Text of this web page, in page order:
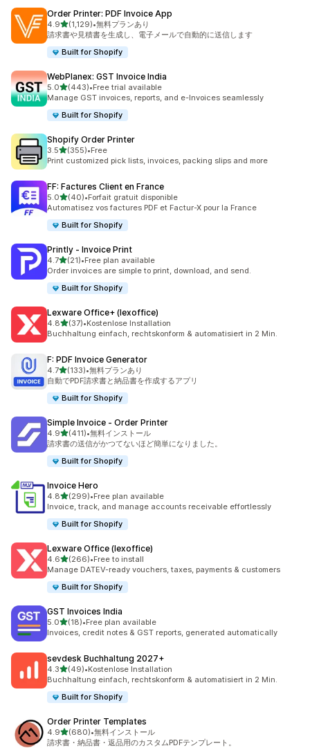
Order Printer: PDF Invoice App
4.95つ星中
(1,129)
合計レビュー数：1129件
•無料プランあり
請求書や見積書を生成し、電子メールで自動的に送信します
Built for Shopify
WebPlanex: GST Invoice India
5.05つ星中
(443)
合計レビュー数：443件
•Free trial available
Manage GST invoices, reports, and e-Invoices seamlessly
Built for Shopify
Shopify Order Printer
3.55つ星中
(355)
合計レビュー数：355件
•Free
Print customized pick lists, invoices, packing slips and more
FF: Factures Client en France
5.05つ星中
(40)
合計レビュー数：40件
•Forfait gratuit disponible
Automatisez vos factures PDF et Factur-X pour la France
Built for Shopify
Printly ‑ Invoice Print
4.75つ星中
(21)
合計レビュー数：21件
•Free plan available
Order invoices are simple to print, download, and send.
Built for Shopify
Lexware Office+ (lexoffice)
4.85つ星中
(37)
合計レビュー数：37件
•Kostenlose Installation
Buchhaltung einfach, rechtskonform & automatisiert in 2 Min.
F: PDF Invoice Generator
4.75つ星中
(133)
合計レビュー数：133件
•無料プランあり
自動でPDF請求書と納品書を作成するアプリ
Built for Shopify
Simple Invoice ‑ Order Printer
4.95つ星中
(411)
合計レビュー数：411件
•無料インストール
請求書の送信がかつてないほど簡単になりました。
Built for Shopify
Invoice Hero
4.85つ星中
(299)
合計レビュー数：299件
•Free plan available
Invoice, track, and manage accounts receivable effortlessly
Built for Shopify
Lexware Office (lexoffice)
4.65つ星中
(266)
合計レビュー数：266件
•Free to install
Manage DATEV-ready vouchers, taxes, payments & customers
Built for Shopify
GST Invoices India
5.05つ星中
(18)
合計レビュー数：18件
•Free plan available
Invoices, credit notes & GST reports, generated automatically
sevdesk Buchhaltung 2027+
4.35つ星中
(49)
合計レビュー数：49件
•Kostenlose Installation
Buchhaltung einfach, rechtskonform & automatisiert in 2 Min.
Built for Shopify
Order Printer Templates
4.95つ星中
(680)
合計レビュー数：680件
•無料インストール
請求書・納品書・返品用のカスタムPDFテンプレート。